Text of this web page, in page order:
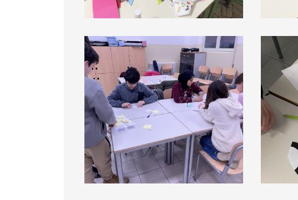
Commissione 2 terzo incontro